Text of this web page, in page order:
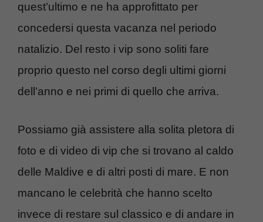
quest’ultimo e ne ha approfittato per
concedersi questa vacanza nel periodo
natalizio. Del resto i vip sono soliti fare
proprio questo nel corso degli ultimi giorni
dell’anno e nei primi di quello che arriva.
Possiamo già assistere alla solita pletora di
foto e di video di vip che si trovano al caldo
delle Maldive e di altri posti di mare. E non
mancano le celebrità che hanno scelto
invece di restare sul classico e di andare in